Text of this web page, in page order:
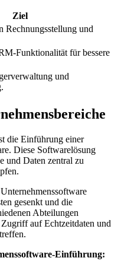
Ziel
Rechnungsstellung ⁣und
Funktionalität für bessere
und
die ⁣Einführung ‍einer
Diese Softwarelösung
und Daten ⁢zentral‍ zu‍
gesenkt und die
Abteilungen
​auf Echtzeitdaten und
Einführung: